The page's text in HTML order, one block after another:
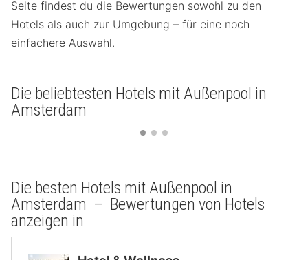
Seite findest du die Bewertungen sowohl zu den
Hotels als auch zur Umgebung – für eine noch
einfachere Auswahl.
Die beliebtesten Hotels mit Außenpool in
Amsterdam
Die besten Hotels mit Außenpool in
Amsterdam – Bewertungen von Hotels
anzeigen in